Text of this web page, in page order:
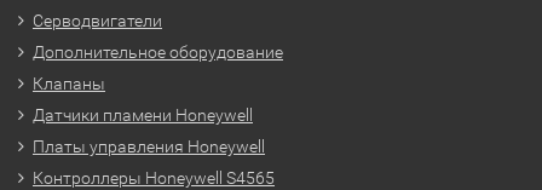
Серводвигатели
Дополнительное оборудование
Клапаны
Датчики пламени Honeywell
Платы управления Honeywell
Контроллеры Honeywell S4565